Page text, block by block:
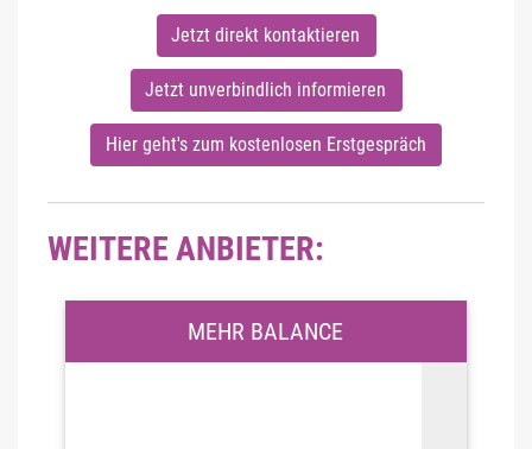
Jetzt direkt kontaktieren
Jetzt unverbindlich informieren
Hier geht's zum kostenlosen Erstgespräch
WEITERE ANBIETER:
MEHR BALANCE